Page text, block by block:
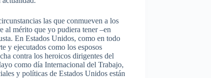
las que conmueven a los
al mérito que yo pudiera tener –en
En Estados Unidos, como en todo
y ejecutados como los esposos
contra los heroicos dirigentes del
como día Internacional del Trabajo,
y políticas de Estados Unidos están